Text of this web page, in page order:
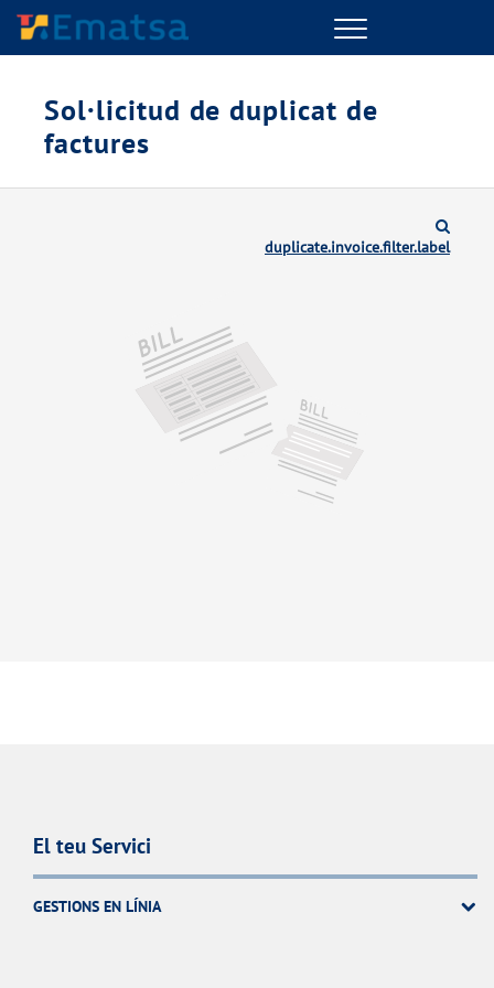
Menu
Sol·licitud de duplicat de
factures
duplicate.invoice.filter.label
El teu Servici
GESTIONS EN LÍNIA